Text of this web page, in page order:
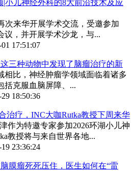
|小儿神经外科的8大前沿技术及应
次来华开展学术交流，受邀参加
议，并开展学术沙龙，与...
17:51:07
三种动物中发现了脑瘤治疗的新
相比，神经肿瘤学领域面临着诸多
括克服血脑屏障、...
18:50:36
治疗，INC大咖Rutka教授下周来华
作为特邀专家参加2026环湖小儿神
教授将与来自世界各地...
23:36:24
膜瘤死死压住，医生如何在“雷